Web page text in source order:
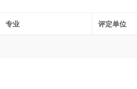
专业 评定单位